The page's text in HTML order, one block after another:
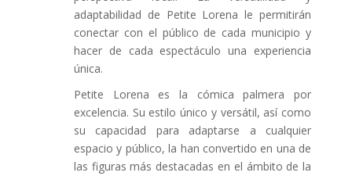
adaptabilidad de Petite Lorena le permitirán
conectar con el público de cada municipio y
hacer de cada espectáculo una experiencia
única.
Petite Lorena es la cómica palmera por
excelencia. Su estilo único y versátil, así como
su capacidad para adaptarse a cualquier
espacio y público, la han convertido en una de
las figuras más destacadas en el ámbito de la